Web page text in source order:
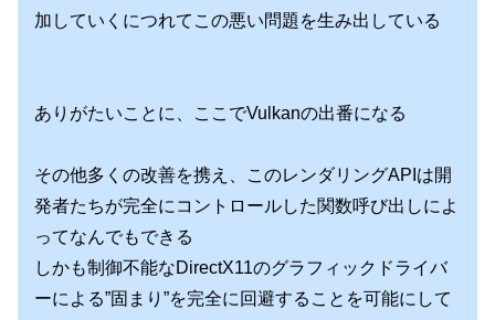
加していくにつれてこの悪い問題を生み出している
ありがたいことに、ここでVulkanの出番になる
その他多くの改善を携え、このレンダリングAPIは開
発者たちが完全にコントロールした関数呼び出しによ
ってなんでもできる
しかも制御不能なDirectX11のグラフィックドライバ
ーによる”固まり”を完全に回避することを可能にして